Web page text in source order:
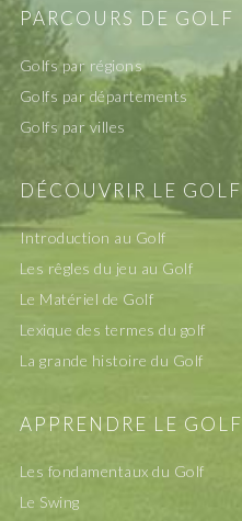
PARCOURS DE GOLF
Golfs par régions
Golfs par départements
Golfs par villes
DÉCOUVRIR LE GOLF
Introduction au Golf
Les rêgles du jeu au Golf
Le Matériel de Golf
Lexique des termes du golf
La grande histoire du Golf
APPRENDRE LE GOLF
Les fondamentaux du Golf
Le Swing